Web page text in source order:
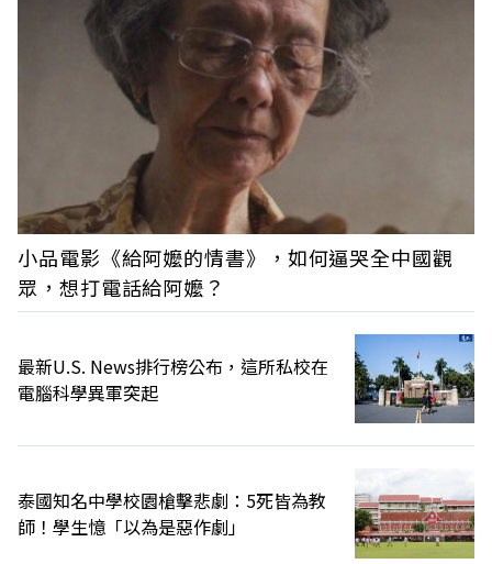
小品電影《給阿嬤的情書》，如何逼哭全中國觀
眾，想打電話給阿嬤？
最新U.S. News排行榜公布，這所私校在
電腦科學異軍突起
泰國知名中學校園槍擊悲劇：5死皆為教
師！學生憶「以為是惡作劇」